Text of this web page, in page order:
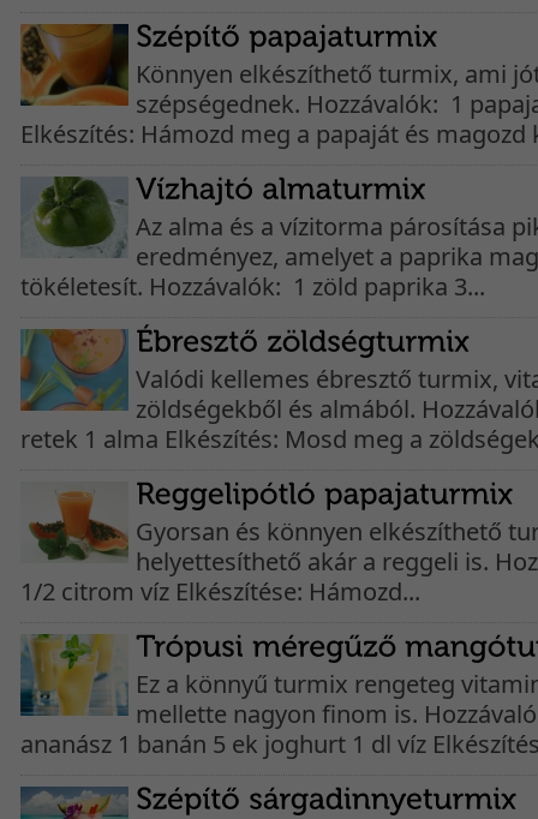
Könnyen elkészíthető turmix, ami
szépségednek. Hozzávalók: 1
Elkészítés: Hámozd meg a papaját és magozd
Az alma és a vízitorma párosítása
eredményez, amelyet a paprika
tökéletesít. Hozzávalók: 1 zöld paprika 3...
Valódi kellemes ébresztő turmix,
zöldségekből és almából.
retek 1 alma Elkészítés: Mosd meg a
Gyorsan és könnyen elkészíthető
helyettesíthető akár a reggeli is.
1/2 citrom víz Elkészítése: Hámozd...
Ez a könnyű turmix rengeteg
mellette nagyon finom is.
ananász 1 banán 5 ek joghurt 1 dl víz